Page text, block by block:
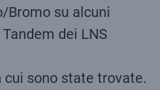
Bromo su alcuni
dei LNS
sono state trovate.